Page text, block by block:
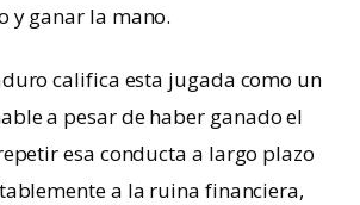
y ganar la mano.
califica esta jugada como un
a pesar de haber ganado el
esa conducta a largo plazo
a la ruina financiera,